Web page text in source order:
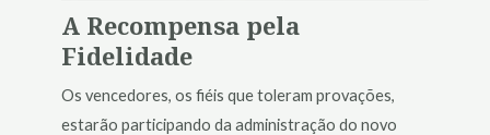
A Recompensa pela
Fidelidade
Os vencedores, os fiéis que toleram provações,
estarão participando da administração do novo